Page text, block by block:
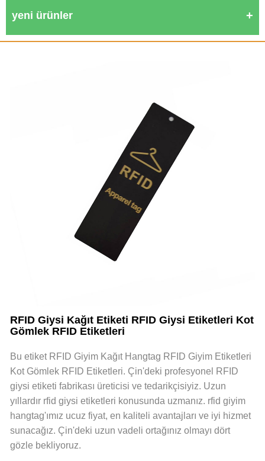
yeni ürünler
RFID Giysi Kağıt Etiketi RFID Giysi Etiketleri Kot
Gömlek RFID Etiketleri
Bu etiket RFID Giyim Kağıt Hangtag RFID Giyim Etiketleri
Kot Gömlek RFID Etiketleri. Çin'deki profesyonel RFID
giysi etiketi fabrikası üreticisi ve tedarikçisiyiz. Uzun
yıllardır rfid giysi etiketleri konusunda uzmanız. rfid giyim
hangtag'ımız ucuz fiyat, en kaliteli avantajları ve iyi hizmet
sunacağız. Çin'deki uzun vadeli ortağınız olmayı dört
gözle bekliyoruz.